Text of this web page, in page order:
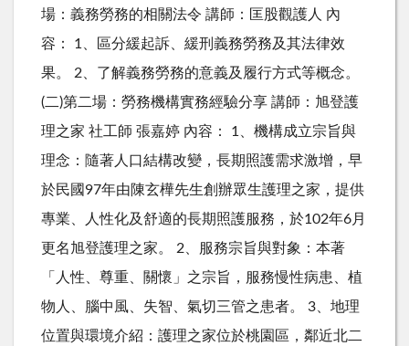
場：義務勞務的相關法令 講師：匡股觀護人 內
容： 1、區分緩起訴、緩刑義務勞務及其法律效
果。 2、了解義務勞務的意義及履行方式等概念。
(二)第二場：勞務機構實務經驗分享 講師：旭登護
理之家 社工師 張嘉婷 內容： 1、機構成立宗旨與
理念：隨著人口結構改變，長期照護需求激增，早
於民國97年由陳玄樺先生創辦眾生護理之家，提供
專業、人性化及舒適的長期照護服務，於102年6月
更名旭登護理之家。 2、服務宗旨與對象：本著
「人性、尊重、關懷」之宗旨，服務慢性病患、植
物人、腦中風、失智、氣切三管之患者。 3、地理
位置與環境介紹：護理之家位於桃園區，鄰近北二